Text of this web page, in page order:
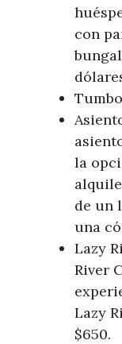
con
la
de un
una
Lazy
River
Lazy
$650.